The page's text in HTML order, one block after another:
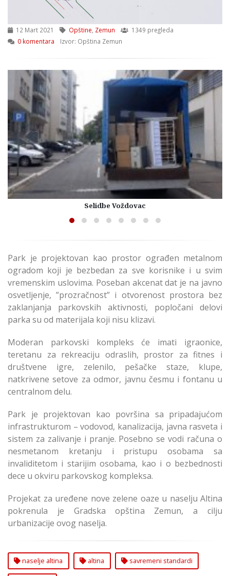
12 Mart 2021 Opštine, Zemun
1349 pregleda
0 komentara
Izvor: Opština Zemun
Selidbe Voždovac
Park je projektovan kao prostor ograđen metalnom
ogradom koji je bezbedan za sve korisnike i u svim
vremenskim uslovima. Poseban akcenat dat je na javno
osvetljenje, ”prozračnost” i otvorenost prostora bez
zaklanjanja parkovskih aktivnosti, popločani delovi
parka su od materijala koji nisu klizavi.
Moderan parkovski kompleks će imati igraonice,
teretanu za rekreaciju odraslih, prostor za fitnes i
društvene igre, zelenilo, pešačke staze, klupe,
natkrivene setove za odmor, javnu česmu i fontanu u
centralnom delu.
Park je projektovan kao površina sa pripadajućom
infrastrukturom – vodovod, kanalizacija, javna rasveta i
sistem za zalivanje i pranje. Posebno se vodi računa o
nesmetanom kretanju i pristupu osobama sa
invaliditetom i starijim osobama, kao i o bezbednosti
dece u okviru parkovskog kompleksa.
Projekat za uređene nove zelene oaze u naselju Altina
pokrenula je Gradska opština Zemun, a cilju
urbanizacije ovog naselja.
naselje altina altina savremeni standardi